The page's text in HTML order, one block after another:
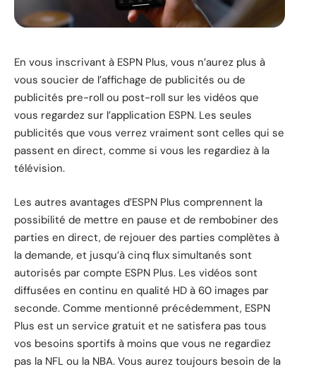
En vous inscrivant à ESPN Plus, vous n’aurez plus à
vous soucier de l’affichage de publicités ou de
publicités pre-roll ou post-roll sur les vidéos que
vous regardez sur l’application ESPN. Les seules
publicités que vous verrez vraiment sont celles qui se
passent en direct, comme si vous les regardiez à la
télévision.
Les autres avantages d’ESPN Plus comprennent la
possibilité de mettre en pause et de rembobiner des
parties en direct, de rejouer des parties complètes à
la demande, et jusqu’à cinq flux simultanés sont
autorisés par compte ESPN Plus. Les vidéos sont
diffusées en continu en qualité HD à 60 images par
seconde. Comme mentionné précédemment, ESPN
Plus est un service gratuit et ne satisfera pas tous
vos besoins sportifs à moins que vous ne regardiez
pas la NFL ou la NBA. Vous aurez toujours besoin de la